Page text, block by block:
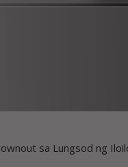
sa Lungsod ng